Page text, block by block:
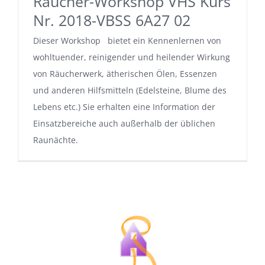
Nr. 2018-VBSS 6A27 02
Dieser Workshop bietet ein Kennenlernen von
wohltuender, reinigender und heilender Wirkung
von Räucherwerk, ätherischen Ölen, Essenzen
und anderen Hilfsmitteln (Edelsteine, Blume des
Lebens etc.) Sie erhalten eine Information der
Einsatzbereiche auch außerhalb der üblichen
Raunächte.